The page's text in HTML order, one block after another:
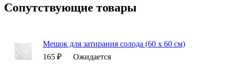
Сопутствующие товары
Мешок для затирания солода (60 х 60 см)
165 ₽
Ожидается